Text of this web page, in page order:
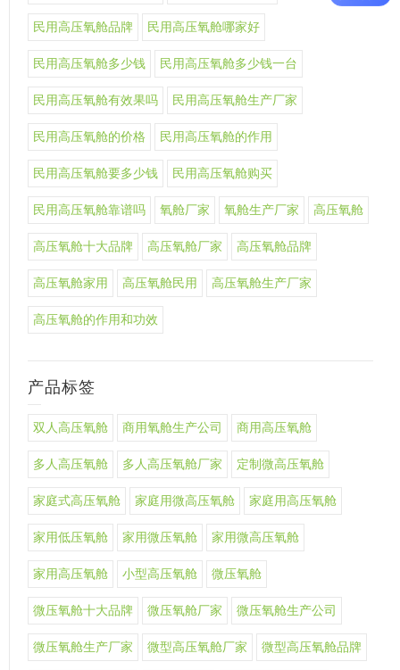
民用高压氧舱品牌 民用高压氧舱哪家好
民用高压氧舱多少钱 民用高压氧舱多少钱一台
民用高压氧舱有效果吗 民用高压氧舱生产厂家
民用高压氧舱的价格 民用高压氧舱的作用
民用高压氧舱要多少钱 民用高压氧舱购买
民用高压氧舱靠谱吗 氧舱厂家 氧舱生产厂家 高压氧舱
高压氧舱十大品牌 高压氧舱厂家 高压氧舱品牌
高压氧舱家用 高压氧舱民用 高压氧舱生产厂家
高压氧舱的作用和功效
产品标签
双人高压氧舱 商用氧舱生产公司 商用高压氧舱
多人高压氧舱 多人高压氧舱厂家 定制微高压氧舱
家庭式高压氧舱 家庭用微高压氧舱 家庭用高压氧舱
家用低压氧舱 家用微压氧舱 家用微高压氧舱
家用高压氧舱 小型高压氧舱 微压氧舱
微压氧舱十大品牌 微压氧舱厂家 微压氧舱生产公司
微压氧舱生产厂家 微型高压氧舱厂家 微型高压氧舱品牌